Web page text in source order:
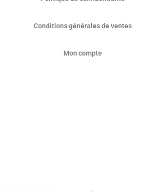
Conditions générales de ventes
Mon compte